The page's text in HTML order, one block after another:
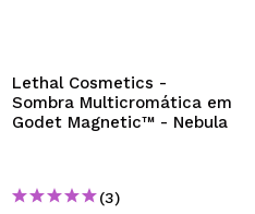
Lethal Cosmetics -
Sombra Multicromática em
Godet Magnetic™ - Nebula
(3)